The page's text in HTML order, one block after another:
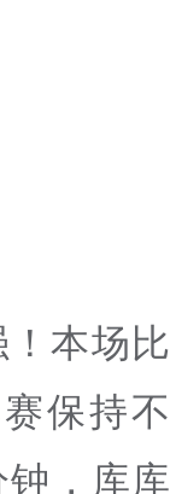
本场比
保持不
，库库